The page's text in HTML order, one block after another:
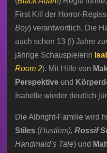
First Kill der Horror-
Boy) verantwortlich. Die
auch schon 13 (!) Jahre
jährige Schauspielerin
Room 2). Mit Hilfe von
Perspektive und
Isabelle wieder deutlich
Die Albright-Familie wird
Stiles (Hustlers), Rossif
Handmaid’s Tale) und